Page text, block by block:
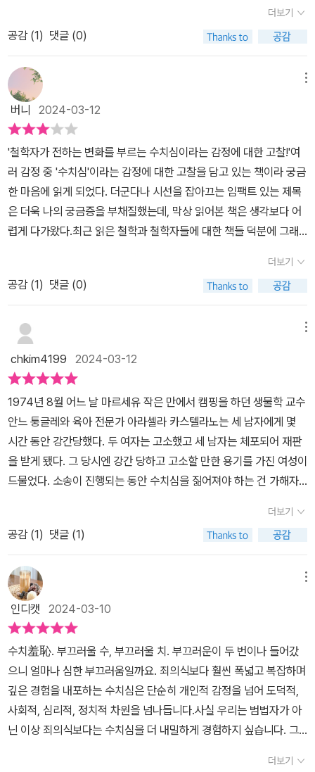
작고 어둡고 계급없는 사람은 정상성을 구분하는 기호이다. 타인들의
말과 눈길 속에 작동하는 비교, 우리를 억압하는 멸시는 이렇게 출현
한다. “오염, 얼룩, 불투명성이고 들러붙은 끈끈한 부정성, 내밀한 감
정으로 축소되지 않는 실체”, 자신의 좌표에 대한 수치심, 문화적 무
의식으로 내면화된 수치심이 상징적으로 배제하는 폭력으로, 수모와
수치의 반복된 경험으로서 작동하는 사회가 된 것이다. 사회철학자
디디에 에리봉은 《랭스로 되돌아가다》에서 “나로서는 사회적 수치
심보다 성적 수치심에 대해 쓴 것이 한결 쉬웠다.”며, 세계의 분리와
경계, 문턱과 문을 발견하게 하여 자리의 박탈을 의미하는 사회적 출
신이라는 멸시 기호의 끔찍함을 토로하기도 했다. 가난은 선험적으
로 수치스러운 것이 될 수 없음에도 신자유주의는 몇 십 년(40여년)
에 걸쳐 가난을 패배로, 개인의 실패(의지결핍, 게으름, 비겁함 etc.)
라고 윤리적 얼굴이라 내면화시키는 학습화를 집요하게 추진했다. 가
난의 수치라는 사회적 멸시를 내면화한 결과가 인간 행복의 열쇠를
한다고, 사욕의 뿌리를 정당화하기까지 한다. 빅토르 위고는 “잠에서
깨시오, 수치심은 이제 그만!”이라고 1850년에 이미 자본주의 물질
성에서 깨어나라고 일침을 가하기도 했다. 정치적 분노를 할 줄 모르
는 나태한 상상력의 어리석음을 일깨우는 유명한 글이 있다. 카뮈의
미완성 소설 《최초의 인간》에는 작가의 분신인 어린 자크의 분노하는
수치심이 있다. “내가 어머니를 부끄러워하는 건 어머니가 멸시당할
만하다고 여기기 때문이다. 사실은 용감하게 쉬지도 않고 우리를 먹
여 살리기 위해 희생하고 있는데, 그러자 곧 나의 수치심에 대해 수치
공정한 가치 체계를 그렇게 쉽게 지지한 자신에 대한 분노로서의 수
치심이다. 수치심은 멸시와 고결한 분노의 두 가지 태도만 있는 것이
아니다. 극복할 수 없는 혐오로서 우울의 수치심이 있다. 졸라의 《목
로주점》에는 가로등 불빛에 비친 자신의 거대한 그림자를 보고 수치
심에 잠겨 거리에 자신의 매력을 팔기위해 서있는 제르베즈의 마지막
쇠락 장면이 있다. “끈끈하게 들러붙는 지상 조건의 낙인인 몸 자체
에 대한 수치심”이다. 수치심에는 세 가지 큰 영역이 있다. 사회적 가
난, 정신적 치욕, 육체적 불결. 몸은 영혼에 수치심을 안긴다. 모파상
의 <비곗덩어리>가 감수해야하는 타인의 무심한 눈길로부터의 외면,
무리의 구성원으로 받아들여지지 않는 고질적 두려움의 명치를 얻어
맞은 듯한 고통. 비곗덩어리와 함께 마차를 타고 여행 중인 소위 사회
적 품위를 지녔다는 인간들의 품위가 얼마나 비겁하게 주어지는 지
는 듯하다. 남 탓하기 바쁘고, 자기변명에 심혈을 기울이며 내 사전에
반성과 성찰은 없다고 항변한다. 이 책은 수치심의 중요성에 대해 독
자 개인의 앎과 삶을 돌아보라고 재촉한다. 수치심의 종류와 성격을
지식으로 담아둘 필요는 없다. 어차피 육화되어 변화, 성장하지 못한
다면 ‘감정’에 관한 숱한 철학적 담론과 심리학적 토대는 무용지물이
다. 물론 이해한 만큼 공감하고, 공감도 연습과 훈련이 필요하다. 그러
나 수치심은 조금 다른 영역이다. 다양성의 존중은 합의된 질서의 존
중 아래 가능한 분명한 공적 책무다. 다수가 항상 옳은 건 아니듯 개인
차의 존중도 틀린 건 아니다. 그 불문명한 공백을 무엇으로 채울 것인
지에 대한 분분한 의견은 사람과 조직마다 많이 다르다. 갈등은 거기
서 시작된다. 대개 수치심을 아는 사람과 모르는 사람으로 구별할 수
없고 그 대상과 상황에 따라 뻔뻔함으로 무장하는 사람이 생길 뿐이
림은 저자가 말하는 '수치심'과 무관하여 당혹스럽다. 출판사의 의도
은 혁명적 감정이라는 제목과도 전혀 어울리지 않아 보인다.
좋고, 이미 존재하는 역사 속에서 잘 살펴서, 근거를 찾아내는 작업도
힘이 됩니다. 수치심이 도덕과 윤리의 중요한 근거이자 동력이 될 거
다.“철학은 진실의 테러리스트들에게 수치심을 안기는 것 이외에 어
떤 다른 기능도, 어떤 다른 공적 효용성도 갖고 있지 않다.”작금의 시
절은 위선조차 더 이상 필요 없다는 거침없는 태도로 거짓, 기만, 조
작, 부정, 부정의, 무원칙, 불법, 무례, 차별, 혐오, 폭력이 천박하게 자
행되고 조장되는 위기의 시간입니다. 조심하고 절제하고 고민하고 주
저하고 부끄러워하는 태도가 조롱당하는 시간입니다. 이런 세상을 바
란 적이 단 한 번도 없어서 끔찍합니다. 돈과 권력과 이익을 위해 못할
것이 없는 사회란 저열하기 이를 데 없습니다. 고통입니다.“수치심을
가져야 할 건 우리가 아니라 바로 당신들이다!”기대한대로 저자는 ‘수
고 악랄하게 작동된 유형을 찾아 분석합니다. 바로 ‘그 수치심’을 바꾸
어야 새롭고 다른 관계와 사회를 만들 동력을 찾을 수 있습니다. 아니,
수치심 자체가 동력이 됩니다.“수치심이 혁명적일 수 있는 건 그것이
세상과 자기 자신을 향한 분노에 속하기 때문이며, 또한 그것이 상상
력으로 작동하기 때문이기도 하다.”“좋은 상상력은 불꽃의 호출에 일
어서고, 우리의 정체성을 다시 그리고, 새로운 정체성들을 지어내고,
연대의식을 창조하고, 격노를 빗는다. 그것은 지형을 다시 그리는 힘,
투사의 힘이다.”수치심의 다양한 종류를 구분해서 상세 설명을 다 할
수가 없습니다. 다만, ‘수치심을 느껴야 하는 대상과 상황’, ‘수치심을
촉발한 이유’, ‘수치심이 발현된 형태’에 대해 사회가 내면화시킨 내용
이 아닌, 생각과 분석과 대화가 사회에 존재하면 좋겠습니다. 마지막
으로, 가해자를 보호하고 피해자에게 수치심을 쏟아 부어서. 범죄의
다. 사회적으로 인지가 확대되고 있다고 낙관합니다. 피해자다움과
주의(조심성) 부족, 혹은 ‘생각 없이 놀러 가서 죽었다’는 식의 명백히
악의적인 발화와 언론질을 목격했습니다. 이런 일이 가능한 이유는
‘불의한 사회’이기 때문입니다. 역사 속 수많은 사례가 증명하듯, 굴종
하면 변화의 여지는 사라집니다. 함께 느끼는 수치심에 대해 함께 이
야기하는, 내면화와 강요를 거부하고 밝히는 연대가 필요합니다. 그
럴 수 있다면, 수치심이 강할수록 변화의 동력도 클 것이라 희망합니
다.
림으로 음식물 쓰레기를 버리러 나갔는데 하필 학부형과 마주쳤을 때
는 얼 둘이 화끈한다. 이는 개인적인 수치심이다.프랑스의 철학자 미
셸 푸코 연구자, 정치 철학자이자 내겐 〈왜 전쟁인가〉를 통해 알게 된
저자님이시다!!!!!!! 책은 기존 〈불복종〉을 보안한 후속작이다. 총 열세
꼭지에서 저자의 철학적 사유를 느낄 수 있는 책이다.타인의 눈길에
좌우되는 삶은 지옥이다. 이 책에 언급되어 잇지만, 아니 에르노의 자
전적 소설의 한 장면이 떠오른다. 악취를 풍기는 것이 가난한 자들의
속성이라는. 사회적 수치심은 순수하지 않다. 모호성이 수치심을 성
난 것처럼 보이게 한다. 가난은 불의가 될 수도 있다는 문장....저자는
발자크, 카뮈, 아니 에르노의 문학 작품 속에서 드러나는 수치심, 분
노, 극복할 수 없는 혐오를 설명한다. 또한 세계대전 후 독일에 부역한
여성들이 공개적으로 머리를 빡빡 깎이고 조리돌림을 당하던 기억은
모파상의 소설 〈비곗덩어리〉에서 드러난다.남성 우월주의에서의 강
간의 역사, 1970년대까지도 강간을 신고하는 사례가 극히 드물 만
치심에 대한 정치 철학적 관점에서의 사유.우리 사회가 느껴야 할 수
치심에 대해 생각해 보게 되는 책이다. 수치심은 곧 책임의 증거다. 자
신을 돌아보는 계기가 되기도 한다. 부정부패를 통해 재산을 축적한
이들, 고액 체납자들, 인종차별적인 발언, 외국인 노동자 결혼 이주여
성에 대한 편견, 아무도 관심을 주지 않는 지구의 기후 위기에 대해서
우리는 수치심을 느껴야 한다.
더보기
공감 (1) 댓글 (0)
버니 2024-03-12
'철학자가 전하는 변화를 부르는 수치심이라는 감정에 대한 고찰!'여
러 감정 중 '수치심'이라는 감정에 대한 고찰을 담고 있는 책이라 궁금
한 마음에 읽게 되었다. 더군다나 시선을 잡아끄는 임팩트 있는 제목
은 더욱 나의 궁금증을 부채질했는데, 막상 읽어본 책은 생각보다 어
렵게 다가왔다.최근 읽은 철학과 철학자들에 대한 책들 덕분에 그래
해 다시금 사이가 멀어진 것 같아 살짝 속상한 마음이 들었다.그래도
평소 뒤로 감추거나 모른척하기 일쑤인 '수치심'이라는 감정을 정면으
로 마주하고, 이에 대한 여러 상황에 대입해서 깊이 살펴볼 수 있었던
점은 인상적으로 다가왔다.사진 설명을 입력하세요.저자는 수치심이
철학, 사회 등 수치심이 어떻게 발동되고 이 감정이 어떤 식으로 표현
되는지를 나열하듯 담고 있다.어떻게 보면, 생각의 관념대로 흘러가
는 형태라 이해나 공감이 가는 문장에서 급격히 난도가 높은 구간에
다다르기도 한다. 문장의 구성이나 단어 등의 표현에 있어 조금 난도
를 낮춰서 표현했으면 좋지 않았을까 하는 아쉬움이 남는다. (철학이
라고 꼭 어려울 필요는 없잖아!)이 책은 전체적인 맥락을 담기보다,
'수치심'에 대해 열거한 저자의 문장들을 옮겨보려 한다. 우리에게 적
용되는 수많은 수치심이라는 감정이 어떤 상황에 어떻게 다가오는지,
또 수치심이라는 감정안에 얼마나 많은 것들이 담겨있는지 확인할 수
것들이 있고, 타인을 통해 느꼈던 수치심은 어떤 것들이 있는지 나의
일상에 대입해 보면서, 왜 저자가 수치심이라는 감정을 '혁명적 감
정'이라고 표현했는지, 이 감정이 내 삶에서 어떤 변화를 가져올 수 있
는지 고민해 보면 좋겠다.====='수치심!' 수치심은 죄책감과 다르
다. 수치심은 막연하고 조밀하며, 견고한 두께를 지녔다. 수치심은 나
의 정서와도, 어떤 주관적 평가와도 무관한 객관적인 상태다. 그것은
바윗덩어리처럼 내 위로 떨어진다. 내가 무슨 생각을 하건 수치심은
객관적이다. 개인적 판단의 문제가 아니다. 누구의 입장을 운운할 문
제가 아니다. 내게 슬픔이 있다면 나의 슬픔은 객관적으로 수치스러
과 죄책감이 다른 건 알겠는데, 명확히 구분 지으려고 하니 애매한 느
더보기
공감 (1) 댓글 (0)
chkim4199 2024-03-12
1974년 8월 어느 날 마르세유 작은 만에서 캠핑을 하던 생물학 교수
안느 퉁글레와 육아 전문가 아라셀라 카스텔라노는 세 남자에게 몇
시간 동안 강간당했다. 두 여자는 고소했고 세 남자는 체포되어 재판
을 받게 됐다. 그 당시엔 강간 당하고 고소할 만한 용기를 가진 여성이
드물었다. 소송이 진행되는 동안 수치심을 짊어져야 하는 건 가해자
과 삶 사이에서 '선택' 하지 않는다. 우리는 대응책을 찾고, 전략을 펼
치고, 속임수를 쓰고, 결심하고, 체념하지만, 그것이 동의는 아니다.
(p. 120)'남성우월주의적 장치는 두 여성에게 이런 질문을 한다. 그
시간에 거기서 뭘 했는지, 어떤 옷을 입고 있었는지, 저항하긴 했는지,
조금은 동의한 건 아닌지. 그리고 결론을 내린다. 거부하고 저항했더
라도 그건 그저 '지연되고 가장된 동의'라고. 여성도 원해 쾌락을 즐겼
을 것이라고. 그래서 죽음으로 대항하지 않은 강간 당한 여성 대부분
은 침묵을 선택한다.프레데리크 그로는 이 책에서 수치심을 치밀하게
탐색한다. 장자크 루소, 발자크, 조지프 콘래드, 디디에 에리봉, 카뮈,
에밀 졸라, 장 주네, 존 M.구체, 장 라신, 코르네이유, 로스탕 등의 작
품과 플라톤, 칸트, 미셀 푸코, 질 들뢰즈 등 철학자의 글을 동원한다.
그로는 우리가 살면서 죄의식보다 수치심을 훨씬 많이 경험하고, 수
치심의 강요에 굴복해서 내린 결정이 죄의식에 의한 것보다 훨씬 많
더보기
공감 (1) 댓글 (1)
인디캣 2024-03-10
수치羞恥. 부끄러울 수, 부끄러울 치. 부끄러운이 두 번이나 들어갔
으니 얼마나 심한 부끄러움일까요. 죄의식보다 훨씬 폭넓고 복잡하며
깊은 경험을 내포하는 수치심은 단순히 개인적 감정을 넘어 도덕적,
사회적, 심리적, 정치적 차원을 넘나듭니다.사실 우리는 범법자가 아
닌 이상 죄의식보다는 수치심을 더 내밀하게 경험하지 싶습니다. 그
더보기